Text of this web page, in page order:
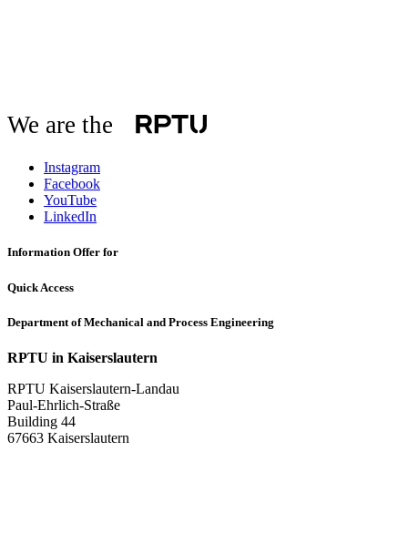
We are the
Instagram
Facebook
YouTube
LinkedIn
Information Offer for
Quick Access
Department of Mechanical and Process Engineering
RPTU in Kaiserslautern
RPTU Kaiserslautern-Landau
Paul-Ehrlich-Straße
Building 44
67663 Kaiserslautern